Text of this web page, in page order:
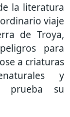
la literatura
viaje
de Troya,
para
a criaturas
y
prueba su